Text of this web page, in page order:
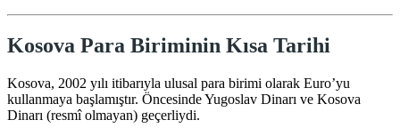
Kosova Para Biriminin Kısa Tarihi
Kosova, 2002 yılı itibarıyla ulusal para birimi olarak Euro’yu
kullanmaya başlamıştır. Öncesinde Yugoslav Dinarı ve Kosova
Dinarı (resmî olmayan) geçerliydi.